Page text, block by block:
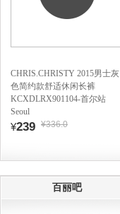
CHRIS.CHRISTY 2015男士灰
色简约款舒适休闲长裤
KCXDLRX901104-首尔站
Seoul
¥239 ¥336.0
百丽吧